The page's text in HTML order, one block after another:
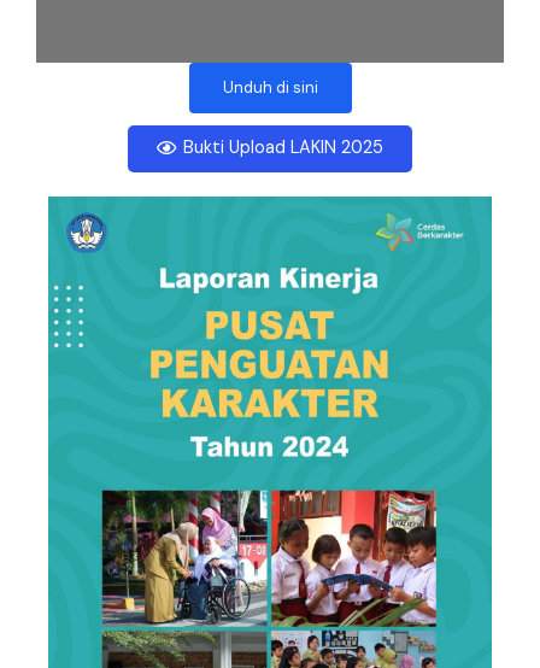
Unduh di sini
Bukti Upload LAKIN 2025